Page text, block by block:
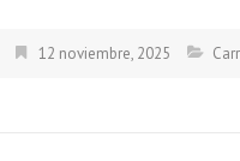
12 noviembre, 2025